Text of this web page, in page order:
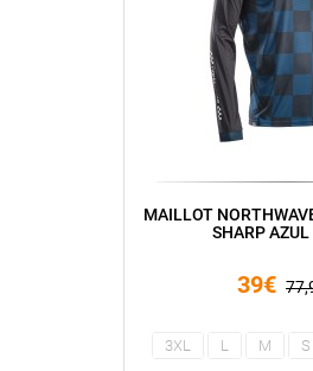
MAILLOT
SHARP AZUL
39€
3XL L M S